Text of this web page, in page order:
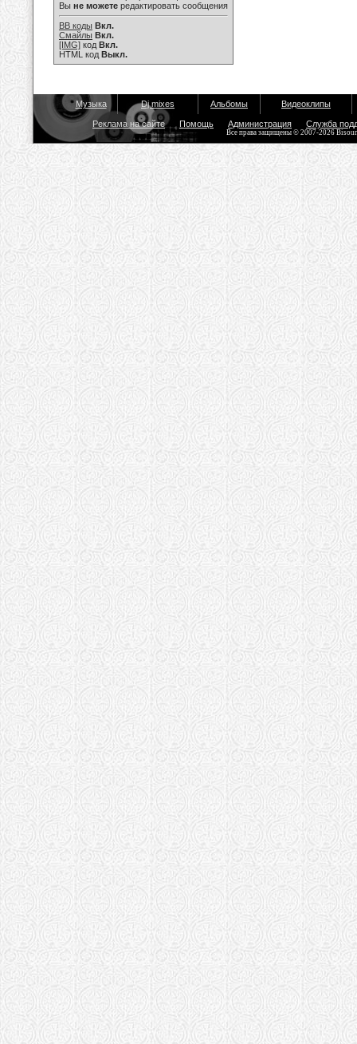
Вы не можете редактировать сообщения
BB коды Вкл.
Смайлы Вкл.
[IMG] код Вкл.
HTML код Выкл.
Музыка Dj mixes Альбомы Видеоклипы
Реклама на сайте Помощь Администрация Служба
Все права защищены © 2007-2026